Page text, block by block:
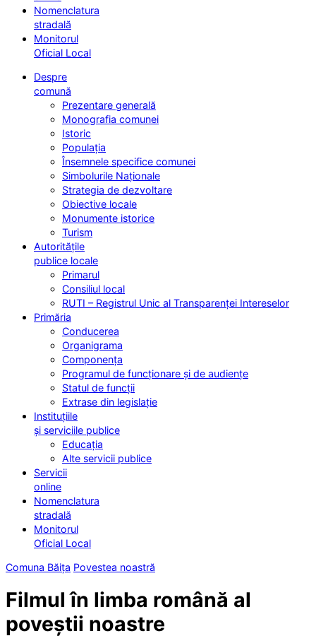
Nomenclatura
stradală
Monitorul
Oficial Local
Despre
comună
Prezentare generală
Monografia comunei
Istoric
Populația
Însemnele specifice comunei
Simbolurile Naționale
Strategia de dezvoltare
Obiective locale
Monumente istorice
Turism
Autoritățile
publice locale
Primarul
Consiliul local
RUTI – Registrul Unic al Transparenței Intereselor
Primăria
Conducerea
Organigrama
Componența
Programul de funcționare și de audiențe
Statul de funcții
Extrase din legislație
Instituțiile
și serviciile publice
Educația
Alte servicii publice
Servicii
online
Nomenclatura
stradală
Monitorul
Oficial Local
Comuna Băița Povestea noastră
Filmul în limba română al
poveștii noastre